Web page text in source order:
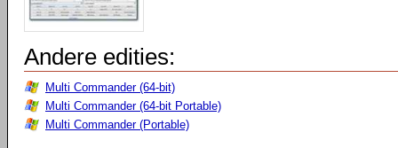
Andere edities:
Multi Commander (64-bit)
Multi Commander (64-bit Portable)
Multi Commander (Portable)